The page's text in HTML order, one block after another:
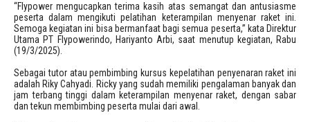
“Flypower mengucapkan terima kasih atas semangat dan antusiasme
peserta dalam mengikuti pelatihan keterampilan menyenar raket ini.
Semoga kegiatan ini bisa bermanfaat bagi semua peserta,” kata Direktur
Utama PT Flypowerindo, Hariyanto Arbi, saat menutup kegiatan, Rabu
(19/3/2025).
Sebagai tutor atau pembimbing kursus kepelatihan penyenaran raket ini
adalah Riky Cahyadi. Ricky yang sudah memiliki pengalaman banyak dan
jam terbang tinggi dalam keterampilan menyenar raket, dengan sabar
dan tekun membimbing peserta mulai dari awal.